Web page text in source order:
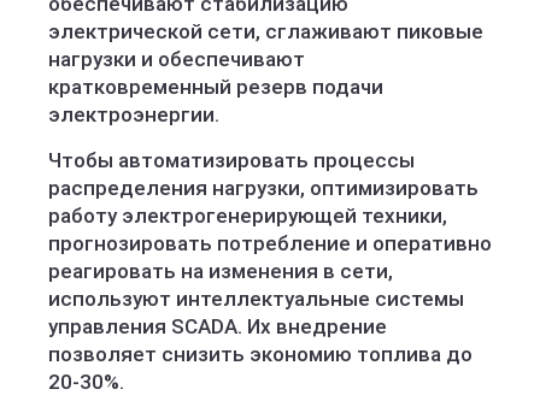
электрической сети, сглаживают пиковые
нагрузки и обеспечивают
кратковременный резерв подачи
электроэнергии.
Чтобы автоматизировать процессы
распределения нагрузки, оптимизировать
работу электрогенерирующей техники,
прогнозировать потребление и оперативно
реагировать на изменения в сети,
используют интеллектуальные системы
управления SCADA. Их внедрение
позволяет снизить экономию топлива до
20-30%.